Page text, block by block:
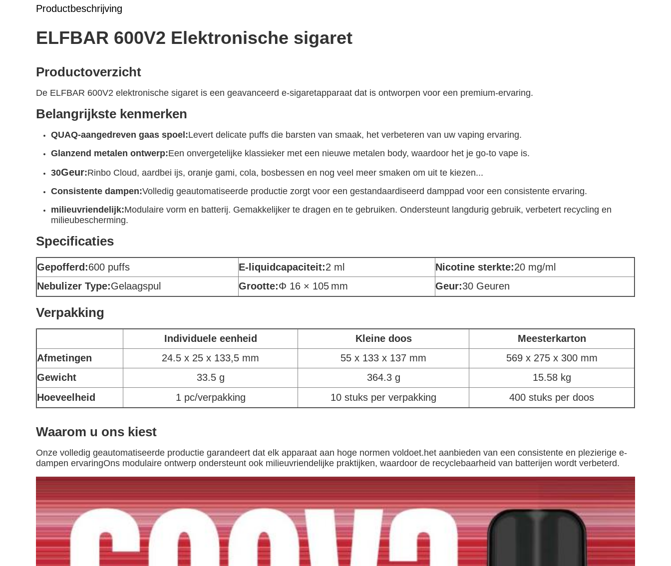
Productbeschrijving
ELFBAR 600V2 Elektronische sigaret
Productoverzicht
De ELFBAR 600V2 elektronische sigaret is een geavanceerd e-sigaretapparaat dat is ontworpen voor een premium-ervaring.
Belangrijkste kenmerken
QUAQ-aangedreven gaas spoel :Levert delicate puffs die barsten van smaak, het verbeteren van uw vaping ervaring.
Glanzend metalen ontwerp:Een onvergetelijke klassieker met een nieuwe metalen body, waardoor het je go-to vape is.
30Geur:Rinbo Cloud, aardbei ijs, oranje gami, cola, bosbessen en nog veel meer smaken om uit te kiezen...
Consistente dampen:Volledig geautomatiseerde productie zorgt voor een gestandaardiseerd damppad voor een consistente ervaring.
milieuvriendelijk:Modulaire vorm en batterij. Gemakkelijker te dragen en te gebruiken. Ondersteunt langdurig gebruik, verbetert recycling en
milieubescherming.
Specificaties
Gepofferd:600 puffs E-liquidcapaciteit:2 ml Nicotine sterkte:20 mg/ml
Nebulizer Type:Gelaagspul Grootte:Φ 16 × 105 mm Geur:30 Geuren
Verpakking
Individuele eenheid Kleine doos
Meesterkarton
Afmetingen
24.5 x 25 x 133,5 mm 55 x 133 x 137 mm
569 x 275 x 300 mm
Gewicht
33.5 g 364.3 g
15.58 kg
Hoeveelheid
1 pc/verpakking 10 stuks per verpakking 400 stuks per doos
Waarom u ons kiest
Onze volledig geautomatiseerde productie garandeert dat elk apparaat aan hoge normen voldoet.het aanbieden van een consistente en plezierige e-
dampen ervaringOns modulaire ontwerp ondersteunt ook milieuvriendelijke praktijken, waardoor de recyclebaarheid van batterijen wordt verbeterd.